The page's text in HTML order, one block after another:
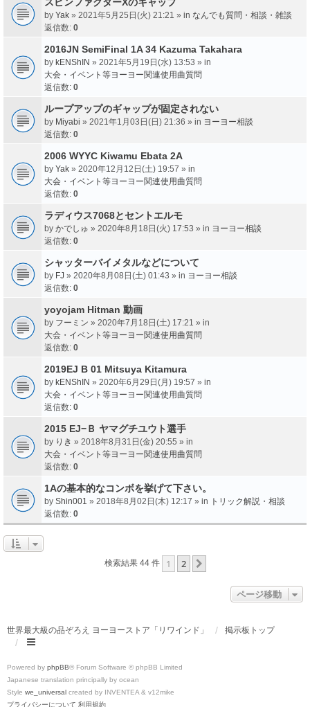
by Yak » 2021年5月25日(火) 21:21 » in なんでも質問・相談・雑談
返信数: 0
2016JN SemiFinal 1A 34 Kazuma Takahara
by kENShIN » 2021年5月19日(水) 13:53 » in
大会・イベント等ヨーヨー関連使用曲質問
返信数: 0
ループアップのギャップが固定されない
by Miyabi » 2021年1月03日(日) 21:36 » in ヨーヨー相談
返信数: 0
2006 WYYC Kiwamu Ebata 2A
by Yak » 2020年12月12日(土) 19:57 » in
大会・イベント等ヨーヨー関連使用曲質問
返信数: 0
ラディウス7068とセントエルモ
by かでしゅ » 2020年8月18日(火) 17:53 » in ヨーヨー相談
返信数: 0
シャッターバイメタルなどについて
by FJ » 2020年8月08日(土) 01:43 » in ヨーヨー相談
返信数: 0
yoyojam Hitman 動画
by フーミン » 2020年7月18日(土) 17:21 » in
大会・イベント等ヨーヨー関連使用曲質問
返信数: 0
2019EJ B 01 Mitsuya Kitamura
by kENShIN » 2020年6月29日(月) 19:57 » in
大会・イベント等ヨーヨー関連使用曲質問
返信数: 0
2015 EJ−Ｂ ヤマグチユウト選手
by りき » 2018年8月31日(金) 20:55 » in
大会・イベント等ヨーヨー関連使用曲質問
返信数: 0
1Aの基本的なコンボを挙げて下さい。
by Shin001 » 2018年8月02日(木) 12:17 » in トリック解説・相談
返信数: 0
検索結果 44 件 1 2
ページ移動
世界最大級の品ぞろえ ヨーヨーストア「リワインド」 掲示板トップ
Powered by phpBB® Forum Software © phpBB Limited
Japanese translation principally by ocean
Style we_universal created by INVENTEA & v12mike
プライバシーについて 利用規約